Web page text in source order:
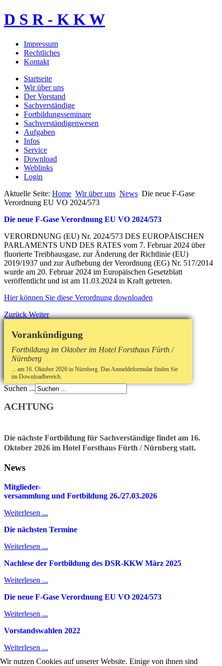
D S R - K K W
Impressum
Rechtliches
Kontakt
Startseite
Wir über uns
Der Vorstand
Sachverständige
Fortbildungsseminare
Sachverständigenwesen
Aufgaben
Infos
Service
Download
Weblinks
Login
Aktuelle Seite: Home Wir über uns News Die neue F-Gase
Verordnung EU VO 2024/573
Die neue F-Gase Verordnung EU VO 2024/573
VERORDNUNG (EU) Nr. 2024/573 DES EUROPÄISCHEN
PARLAMENTS UND DES RATES vom 7. Februar 2024 über
fluorierte Treibhausgase, zur Änderung der Richtlinie (EU)
2019/1937 und zur Aufhebung der Verordnung (EG) Nr. 517/2014
wurde am 20. Februar 2024 im Europäischen Gesetzblatt
veröffentlicht und ist am 11.03.2024 in Kraft getreten.
Hier können Sie diese Verordnung downloaden
Zurück Weiter
Vorankündigung
Fortbildung im Oktober im Hotel Forsthaus Fürth /
Nürnberg
... am 16. Oktober 2026 in Nürnberg. Das Anmeldeformular finden Sie
im Downloadbereich.
Suchen ...
ACHTUNG
Die nächste Fortbildung für Sachverständige findet am 16.
Oktober 2026 im Hotel Forsthaus Fürth / Nürnberg statt.
News
Mitglieder-
versammlung und Fortbildung 26./27.03.2026
Weiterlesen ...
Die nächsten Termine
Weiterlesen ...
Nachlese der Fortbildung des DSR-KKW März 2025
Weiterlesen ...
Die neue F-Gase Verordnung EU VO 2024/573
Weiterlesen ...
Vorstandswahlen 2022
Weiterlesen ...
Wir nutzen Cookies auf unserer Website. Einige von ihnen sind